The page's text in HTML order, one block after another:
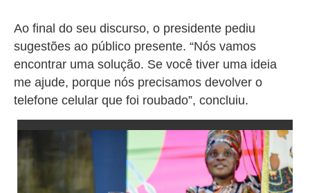
Ao final do seu discurso, o presidente pediu
sugestões ao público presente. “Nós vamos
encontrar uma solução. Se você tiver uma ideia
me ajude, porque nós precisamos devolver o
telefone celular que foi roubado”, concluiu.